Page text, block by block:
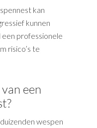
kan
kunnen
een professionele
risico’s te
een
wespen